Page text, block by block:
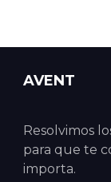
AVENT
Resolvimos
para que te
importa.